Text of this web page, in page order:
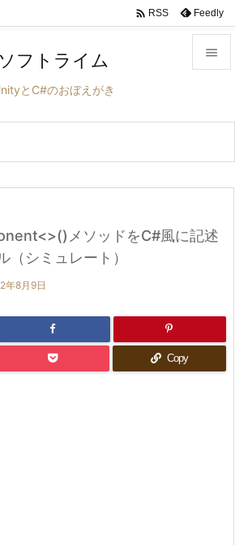


前へ
次へ
 RSS Feedly
ソフトライム
とC#のおぼえがき
メソッドをC#風に記述
（シミュレート）
年8月9日
Copy